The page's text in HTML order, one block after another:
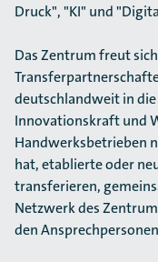
Druck", "KI" und
Das Zentrum freut
deutschlandweit in
Innovationskraft und
Handwerksbetrieben
hat, etablierte oder
transferieren,
Netzwerk des
den